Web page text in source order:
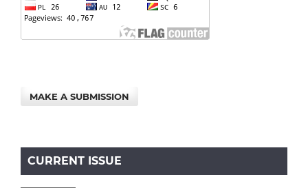
MAKE A SUBMISSION
CURRENT ISSUE